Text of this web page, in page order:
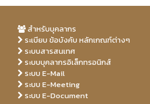
สำหรับบุคลากร
ระเบียบ ข้อบังคับ หลักเกณฑ์ต่างๆ
ระบบสารสนเทศ
ระบบบุคลากรอิเล็กทรอนิกส์
ระบบ E-Mail
ระบบ E-Meeting
ระบบ E-Document